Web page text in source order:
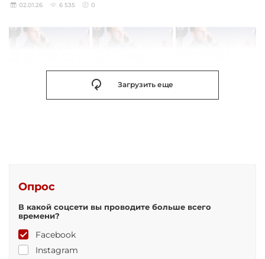
02.01.26 6 535 0
Загрузить еще
Опрос
В какой соцсети вы проводите больше всего
времени?
Facebook
Instagram